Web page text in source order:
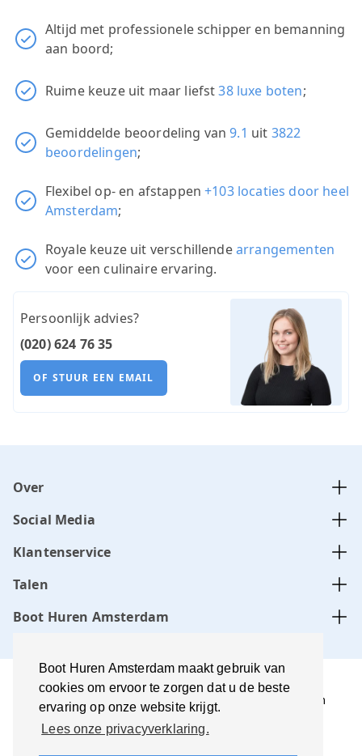
Boot Huren Amsterdam maakt gebruik van
cookies om ervoor te zorgen dat u de beste
ervaring op onze website krijgt.
Lees onze privacyverklaring.
Altijd met professionele schipper en bemanning
aan boord;
Ruime keuze uit maar liefst38 luxe boten;
Gemiddelde beoordeling van9.1 uit 3822
beoordelingen;
Flexibel op- en afstappen+103 locaties door heel
Amsterdam;
Royale keuze uit verschillendearrangementen
voor een culinaire ervaring.
Persoonlijk advies?
(020) 624 76 35
OF STUUR EEN EMAIL
Over
Social Media
Klantenservice
Talen
Boot Huren Amsterdam
Boot Huren Amsterdam wordt beheerd door Amsterdam
Boats B.V., KvK-nummer: 34331505
Gebruiksvoorwaarden en